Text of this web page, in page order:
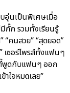
อุ่นเป็นพิเศษเมื่อ
กั๊ก รวมทั้งเรียนรู้
“คนสวย” “สุดยอด”
เซอร์ไพรส์ทั้งแฟนๆ
ตี้พูดกับแฟนๆ ออก
าใจหมดเลย”